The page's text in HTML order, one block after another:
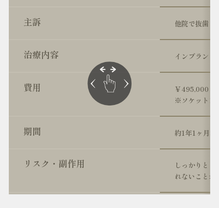
主訴 他院で抜歯と
治療内容 インプラン
費用
￥495,000（
※ソケットプ
期間 約1年1ヶ月程
リスク・副作用
しっかりと
れないことが